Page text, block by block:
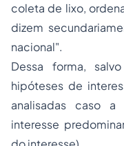
coleta de lixo,
dizem
nacional".
Dessa forma,
hipóteses de
analisadas caso
interesse